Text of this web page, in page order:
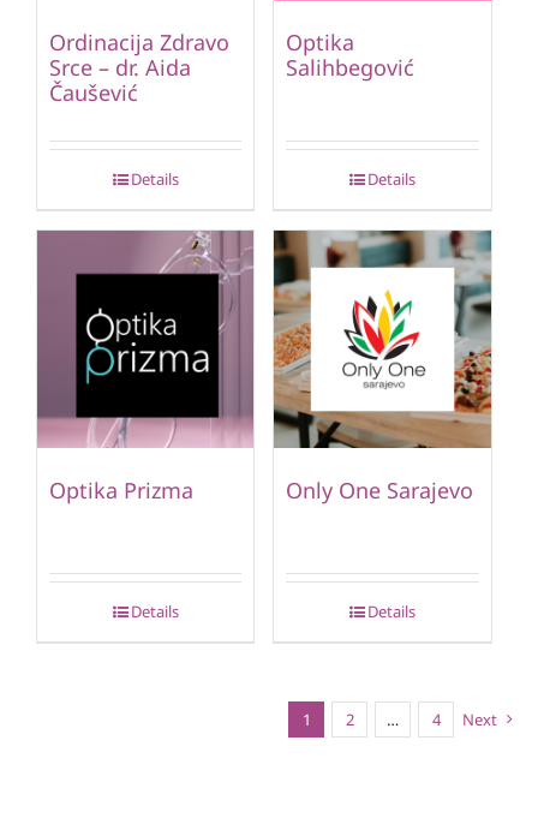
Ordinacija Zdravo
Srce – dr. Aida
Čaušević
Details
Optika
Salihbegović
Details
Optika Prizma
Details
Only One Sarajevo
Details
1 2 … 4 Next